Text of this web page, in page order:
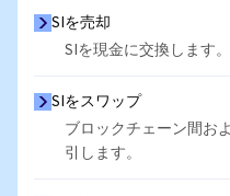
SIを売却
SIを現金に交換します。
SIをスワップ
ブロックチェーン間お
引します。